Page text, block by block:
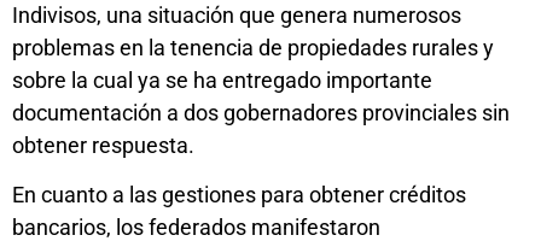
Indivisos, una situación que genera numerosos
problemas en la tenencia de propiedades rurales y
sobre la cual ya se ha entregado importante
documentación a dos gobernadores provinciales sin
obtener respuesta.
En cuanto a las gestiones para obtener créditos
bancarios, los federados manifestaron